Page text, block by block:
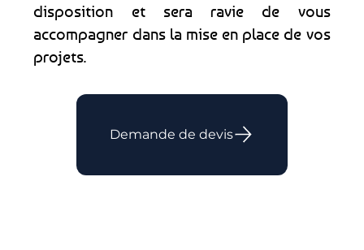
disposition et sera ravie de vous
accompagner dans la mise en place de vos
projets.
Demande de devis